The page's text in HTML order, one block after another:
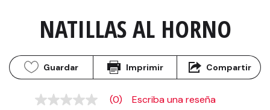
NATILLAS AL HORNO
Guardar Imprimir Compartir
Sin
(0) Escriba una reseña